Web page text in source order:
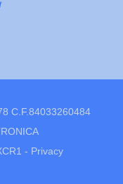
C.F.84033260484
- Privacy